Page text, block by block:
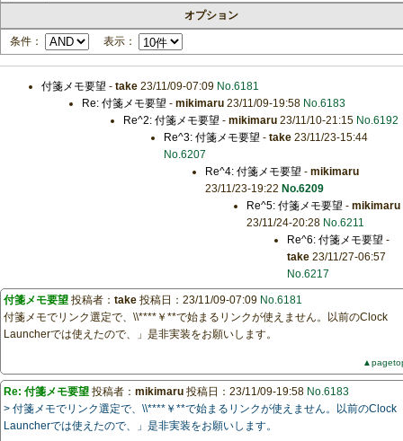
オプション
条件： 表示：
付箋メモ要望 - take23/11/09-07:09 No.6181
Re: 付箋メモ要望 -mikimaru 23/11/09-19:58 No.6183
Re^2: 付箋メモ要望 - mikimaru23/11/10-21:15 No.6192
Re^3: 付箋メモ要望 -take 23/11/23-15:44
No.6207
Re^4: 付箋メモ要望 - mikimaru
23/11/23-19:22 No.6209
Re^5: 付箋メモ要望 - mikimaru
23/11/24-20:28 No.6211
Re^6: 付箋メモ要望 -
take 23/11/27-06:57
No.6217
付箋メモ要望 投稿者： take 投稿日：23/11/09-07:09 No.6181
付箋メモでリンク選定で、\\****￥**で始まるリンクが使えません。以前のClock
Launcherでは使えたので、」是非実装をお願いします。
Re: 付箋メモ要望 投稿者： mikimaru 投稿日：23/11/09-19:58 No.6183
> 付箋メモでリンク選定で、\\****￥**で始まるリンクが使えません。以前のClock
Launcherでは使えたので、」是非実装をお願いします。